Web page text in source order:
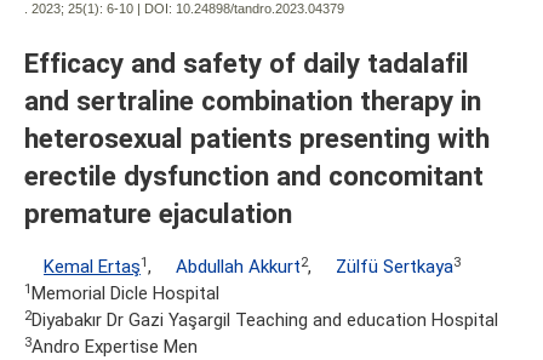
. 2023; 25(1): 6-10 | DOI: 10.24898/tandro.2023.04379
Efficacy and safety of daily tadalafil
and sertraline combination therapy in
heterosexual patients presenting with
erectile dysfunction and concomitant
premature ejaculation
Kemal Ertaş1, Abdullah Akkurt2, Zülfü Sertkaya3
1Memorial Dicle Hospital
2Diyabakır Dr Gazi Yaşargil Teaching and education Hospital
3Andro Expertise Men